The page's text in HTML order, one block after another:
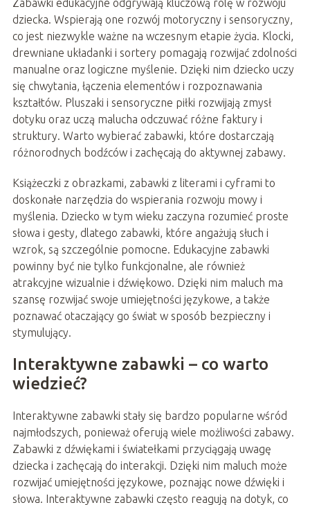
Zabawki edukacyjne odgrywają kluczową rolę w rozwoju
dziecka. Wspierają one rozwój motoryczny i sensoryczny,
co jest niezwykle ważne na wczesnym etapie życia. Klocki,
drewniane układanki i sortery pomagają rozwijać zdolności
manualne oraz logiczne myślenie. Dzięki nim dziecko uczy
się chwytania, łączenia elementów i rozpoznawania
kształtów. Pluszaki i sensoryczne piłki rozwijają zmysł
dotyku oraz uczą malucha odczuwać różne faktury i
struktury. Warto wybierać zabawki, które dostarczają
różnorodnych bodźców i zachęcają do aktywnej zabawy.
Książeczki z obrazkami, zabawki z literami i cyframi to
doskonałe narzędzia do wspierania rozwoju mowy i
myślenia. Dziecko w tym wieku zaczyna rozumieć proste
słowa i gesty, dlatego zabawki, które angażują słuch i
wzrok, są szczególnie pomocne. Edukacyjne zabawki
powinny być nie tylko funkcjonalne, ale również
atrakcyjne wizualnie i dźwiękowo. Dzięki nim maluch ma
szansę rozwijać swoje umiejętności językowe, a także
poznawać otaczający go świat w sposób bezpieczny i
stymulujący.
Interaktywne zabawki – co warto
wiedzieć?
Interaktywne zabawki stały się bardzo popularne wśród
najmłodszych, ponieważ oferują wiele możliwości zabawy.
Zabawki z dźwiękami i światełkami przyciągają uwagę
dziecka i zachęcają do interakcji. Dzięki nim maluch może
rozwijać umiejętności językowe, poznając nowe dźwięki i
słowa. Interaktywne zabawki często reagują na dotyk, co